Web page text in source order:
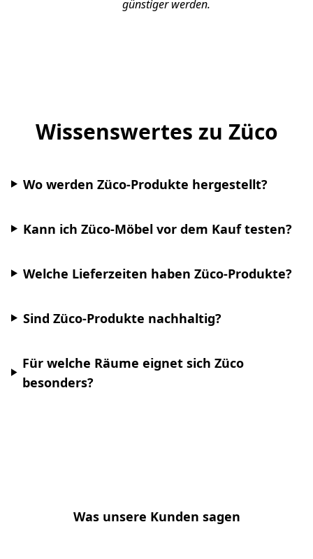
günstiger werden.
Wissenswertes zu Züco
Wo werden Züco-Produkte hergestellt?
Kann ich Züco-Möbel vor dem Kauf testen?
Welche Lieferzeiten haben Züco-Produkte?
Sind Züco-Produkte nachhaltig?
Für welche Räume eignet sich Züco
besonders?
Was unsere Kunden sagen